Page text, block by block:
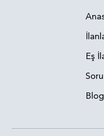
Eş
Blog